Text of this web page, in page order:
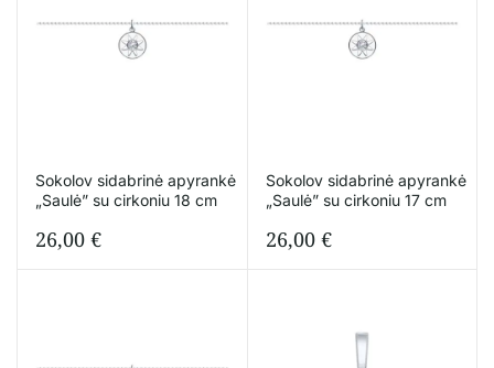
Sokolov sidabrinė apyrankė
„Saulė” su cirkoniu 18 cm
26,00 €
Sokolov sidabrinė apyrankė
„Saulė” su cirkoniu 17 cm
26,00 €